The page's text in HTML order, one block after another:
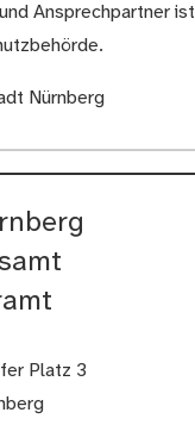
Ansprechpartner
Nürnberg
Platz 3